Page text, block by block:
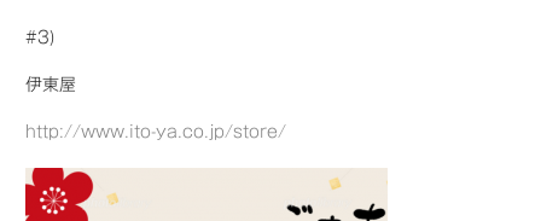
#3)
伊東屋
http://www.ito-ya.co.jp/store/